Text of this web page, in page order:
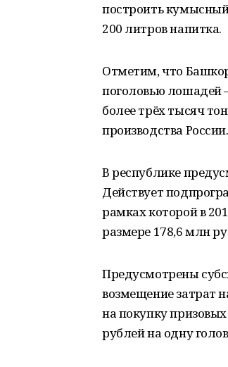
построить
200 литров напитка.
Отметим, что
поголовью лошадей
более трёх тысяч
производства России.
В республике
Действует
рамках которой в
размере 178,6 млн
Предусмотрены
возмещение затрат
на покупку
рублей на одну